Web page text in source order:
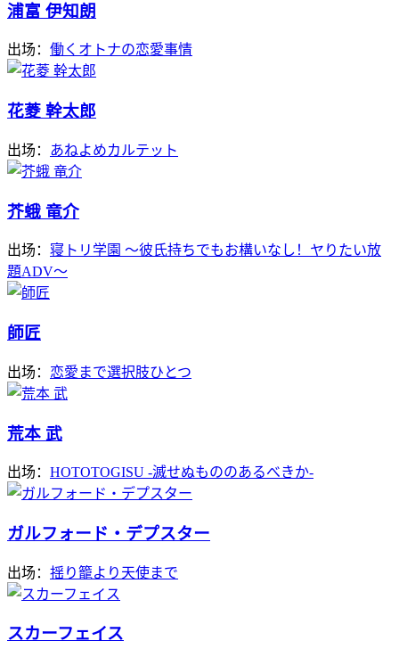
浦富 伊知朗
出场： 働くオトナの恋愛事情
花菱 幹太郎
出场： あねよめカルテット
芥蛾 竜介
出场： 寝トリ学園 ～彼氏持ちでもお構いなし！ヤりたい放
題ADV～
師匠
出场： 恋愛まで選択肢ひとつ
荒本 武
出场： HOTOTOGISU -滅せぬもののあるべきか-
ガルフォード・デプスター
出场： 揺り籠より天使まで
スカーフェイス